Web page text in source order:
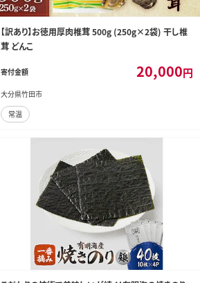
【訳あり】お徳用厚肉椎茸 500g (250g×2袋) 干し椎
茸 どんこ
寄付金額 20,000円
大分県竹田市
常温